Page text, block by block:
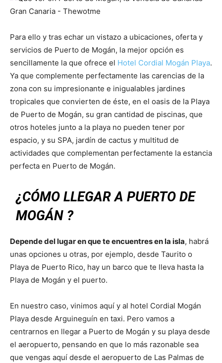
Para ello y tras echar un vistazo a ubicaciones, oferta y
servicios de Puerto de Mogán, la mejor opción es
sencillamente la que ofrece el Hotel Cordial Mogán Playa.
Ya que complemente perfectamente las carencias de la
zona con su impresionante e inigualables jardines
tropicales que convierten de éste, en el oasis de la Playa
de Puerto de Mogán, su gran cantidad de piscinas, que
otros hoteles junto a la playa no pueden tener por
espacio, y su SPA, jardín de cactus y multitud de
actividades que complementan perfectamente la estancia
perfecta en Puerto de Mogán.
¿CÓMO LLEGAR A PUERTO DE
MOGÁN ?
Depende del lugar en que te encuentres en la isla, habrá
unas opciones u otras, por ejemplo, desde Taurito o
Playa de Puerto Rico, hay un barco que te lleva hasta la
Playa de Mogán y el puerto.
En nuestro caso, vinimos aquí y al hotel Cordial Mogán
Playa desde Arguineguín en taxi. Pero vamos a
centrarnos en llegar a Puerto de Mogán y su playa desde
el aeropuerto, pensando en que lo más razonable sea
que vengas aquí desde el aeropuerto de Las Palmas de